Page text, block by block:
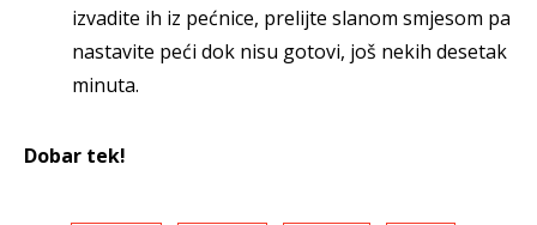
izvadite ih iz pećnice, prelijte slanom smjesom pa
nastavite peći dok nisu gotovi, još nekih desetak
minuta.
Dobar tek!